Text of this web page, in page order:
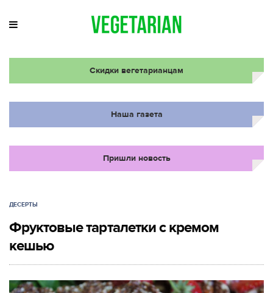
Скидки вегетарианцам
Наша газета
Пришли новость
ДЕСЕРТЫ
Фруктовые тарталетки с кремом
кешью